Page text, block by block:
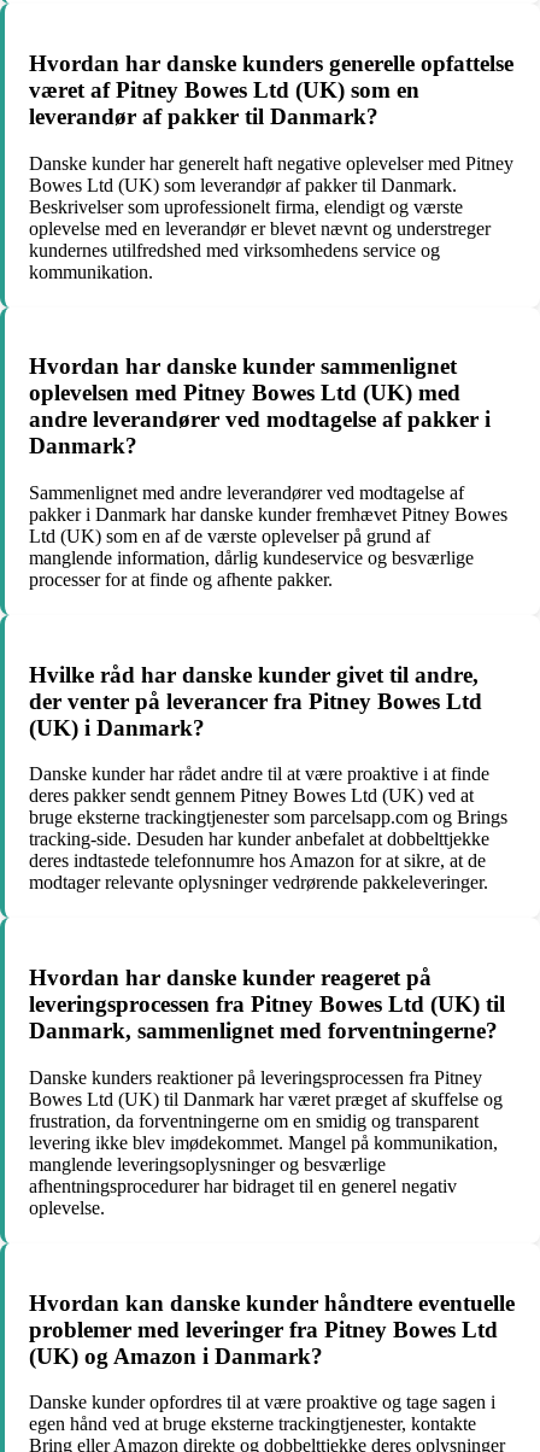
Hvordan har danske kunders generelle opfattelse
været af Pitney Bowes Ltd (UK) som en
leverandør af pakker til Danmark?
Danske kunder har generelt haft negative oplevelser med Pitney
Bowes Ltd (UK) som leverandør af pakker til Danmark.
Beskrivelser som uprofessionelt firma, elendigt og værste
oplevelse med en leverandør er blevet nævnt og understreger
kundernes utilfredshed med virksomhedens service og
kommunikation.
Hvordan har danske kunder sammenlignet
oplevelsen med Pitney Bowes Ltd (UK) med
andre leverandører ved modtagelse af pakker i
Danmark?
Sammenlignet med andre leverandører ved modtagelse af
pakker i Danmark har danske kunder fremhævet Pitney Bowes
Ltd (UK) som en af de værste oplevelser på grund af
manglende information, dårlig kundeservice og besværlige
processer for at finde og afhente pakker.
Hvilke råd har danske kunder givet til andre,
der venter på leverancer fra Pitney Bowes Ltd
(UK) i Danmark?
Danske kunder har rådet andre til at være proaktive i at finde
deres pakker sendt gennem Pitney Bowes Ltd (UK) ved at
bruge eksterne trackingtjenester som parcelsapp.com og Brings
tracking-side. Desuden har kunder anbefalet at dobbelttjekke
deres indtastede telefonnumre hos Amazon for at sikre, at de
modtager relevante oplysninger vedrørende pakkeleveringer.
Hvordan har danske kunder reageret på
leveringsprocessen fra Pitney Bowes Ltd (UK) til
Danmark, sammenlignet med forventningerne?
Danske kunders reaktioner på leveringsprocessen fra Pitney
Bowes Ltd (UK) til Danmark har været præget af skuffelse og
frustration, da forventningerne om en smidig og transparent
levering ikke blev imødekommet. Mangel på kommunikation,
manglende leveringsoplysninger og besværlige
afhentningsprocedurer har bidraget til en generel negativ
oplevelse.
Hvordan kan danske kunder håndtere eventuelle
problemer med leveringer fra Pitney Bowes Ltd
(UK) og Amazon i Danmark?
Danske kunder opfordres til at være proaktive og tage sagen i
egen hånd ved at bruge eksterne trackingtjenester, kontakte
Bring eller Amazon direkte og dobbelttjekke deres oplysninger